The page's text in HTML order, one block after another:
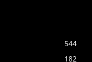
544
182